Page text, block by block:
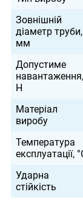
Зовнішній
діаметр труби,
мм
Допустиме
навантаження,
H
Матеріал
виробу
Температура
експлуатації,
Ударна
стійкість